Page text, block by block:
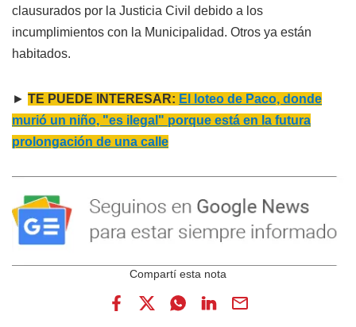
clausurados por la Justicia Civil debido a los
incumplimientos con la Municipalidad. Otros ya están
habitados.
► TE PUEDE INTERESAR: El loteo de Paco, donde
murió un niño, "es ilegal" porque está en la futura
prolongación de una calle